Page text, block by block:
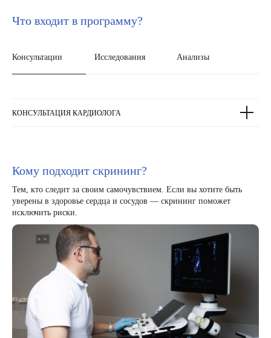
Что входит в программу?
Консультации Исследования Анализы
КОНСУЛЬТАЦИЯ КАРДИОЛОГА
Кому подходит скрининг?
Тем, кто следит за своим самочувствием. Если вы хотите быть
уверены в здоровье сердца и сосудов — скрининг поможет
исключить риски.